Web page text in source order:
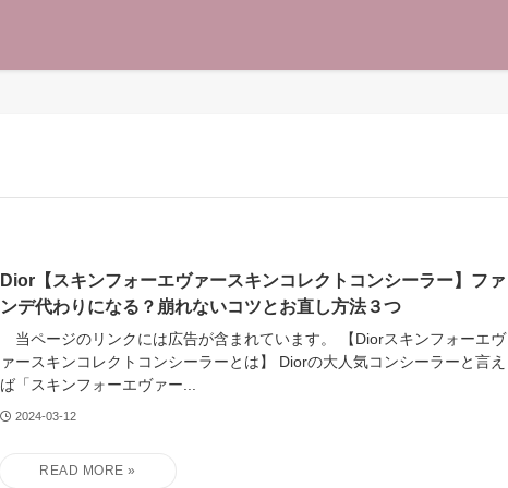
Dior【スキンフォーエヴァースキンコレクトコンシーラー】ファ
ンデ代わりになる？崩れないコツとお直し方法３つ
当ページのリンクには広告が含まれています。 【Diorスキンフォーエヴ
ァースキンコレクトコンシーラーとは】 Diorの大人気コンシーラーと言え
ば「スキンフォーエヴァー...
2024-03-12